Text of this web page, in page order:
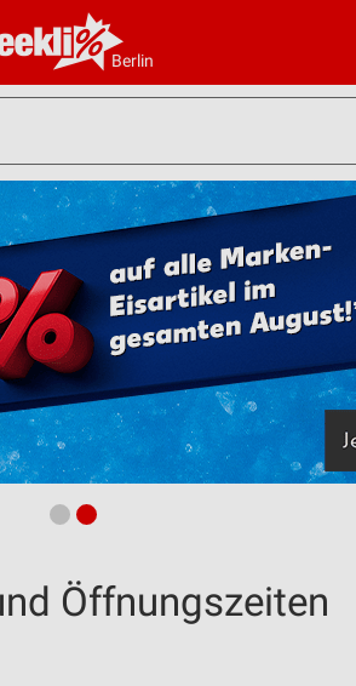
Berlin
Öffnungszeiten